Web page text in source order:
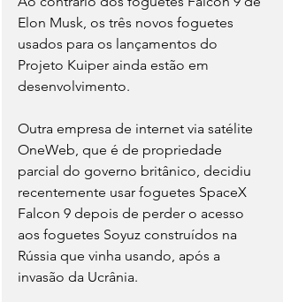
Elon Musk, os três novos foguetes
usados ​​para os lançamentos do
Projeto Kuiper ainda estão em
desenvolvimento.
Outra empresa de internet via satélite
OneWeb, que é de propriedade
parcial do governo britânico, decidiu
recentemente usar foguetes SpaceX
Falcon 9 depois de perder o acesso
aos foguetes Soyuz construídos na
Rússia que vinha usando, após a
invasão da Ucrânia.